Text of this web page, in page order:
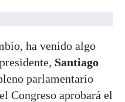
ha venido algo
Santiago
parlamentario
Congreso aprobará el